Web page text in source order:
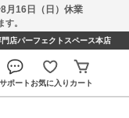
月16日（日）休業
。
店パーフェクトスペース本店
サポートお気に入り カート